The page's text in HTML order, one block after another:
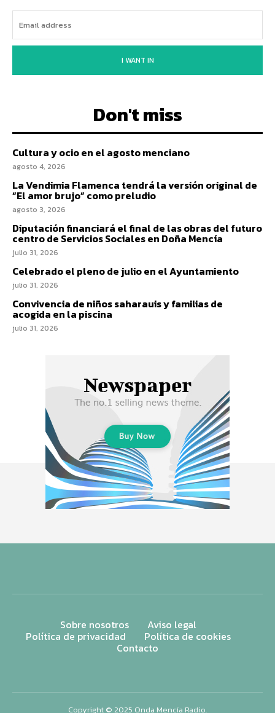
I WANT IN
Don't miss
Cultura y ocio en el agosto menciano
agosto 4, 2026
La Vendimia Flamenca tendrá la versión original de
“El amor brujo” como preludio
agosto 3, 2026
Diputación financiará el final de las obras del futuro
centro de Servicios Sociales en Doña Mencía
julio 31, 2026
Celebrado el pleno de julio en el Ayuntamiento
julio 31, 2026
Convivencia de niños saharauis y familias de
acogida en la piscina
julio 31, 2026
Sobre nosotros Aviso legal
Política de privacidad Política de cookies
Contacto
Copyright © 2025 Onda Mencía Radio.